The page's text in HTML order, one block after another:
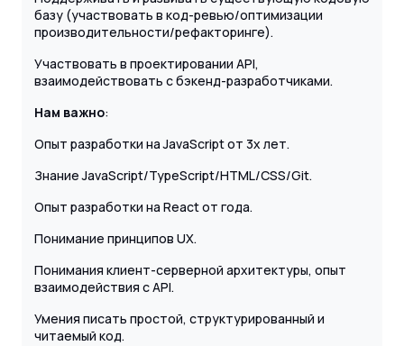
базу (участвовать в код-ревью/оптимизации
производительности/рефакторинге).
Участвовать в проектировании API,
взаимодействовать с бэкенд-разработчиками.
Нам важно:
Опыт разработки на JavaScript от 3х лет.
Знание JavaScript/TypeScript/HTML/CSS/Git.
Опыт разработки на React от года.
Понимание принципов UX.
Понимания клиент-серверной архитектуры, опыт
взаимодействия с API.
Умения писать простой, структурированный и
читаемый код.